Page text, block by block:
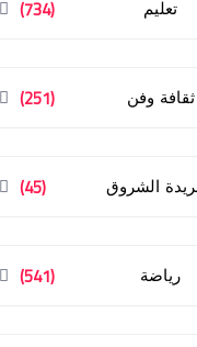
تعليم (734)
ثقافة وفن (251)
الشروق (45)
رياضة (541)